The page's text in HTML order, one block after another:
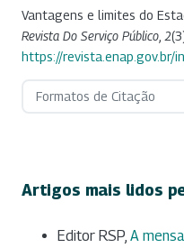
Vantagens e limites do
Revista Do Serviço Público 2
https://revista.enap.gov.br/
Formatos de Citação
Artigos mais lidos
Editor RSP, A